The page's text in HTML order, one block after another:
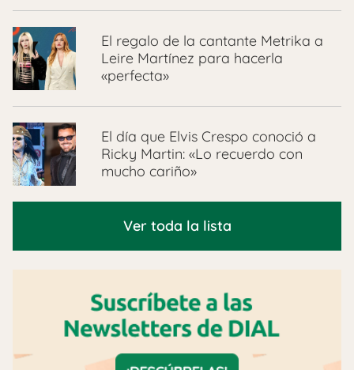
El regalo de la cantante Metrika a
Leire Martínez para hacerla
«perfecta»
El día que Elvis Crespo conoció a
Ricky Martin: «Lo recuerdo con
mucho cariño»
Ver toda la lista